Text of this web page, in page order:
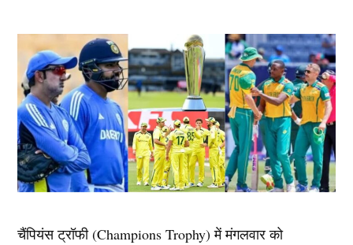
चैंपियंस ट्रॉफी (Champions Trophy) में मंगलवार को